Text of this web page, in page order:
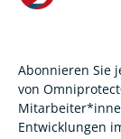
Abonnieren Sie
von
Entwicklungen